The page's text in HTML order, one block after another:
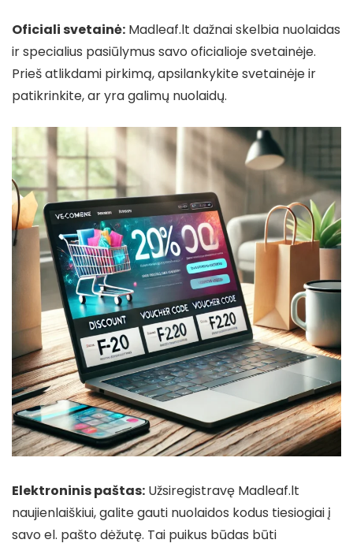
Oficiali svetainė: Madleaf.lt dažnai skelbia nuolaidas
ir specialius pasiūlymus savo oficialioje svetainėje.
Prieš atlikdami pirkimą, apsilankykite svetainėje ir
patikrinkite, ar yra galimų nuolaidų.
Elektroninis paštas: Užsiregistravę Madleaf.lt
naujienlaiškiui, galite gauti nuolaidos kodus tiesiogiai į
savo el. pašto dėžutę. Tai puikus būdas būti